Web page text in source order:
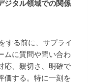
ジタル領域での関係
する前に、サプライ
ムに質問や問い合わ
応、親切さ、明確で
価する。特に一刻を